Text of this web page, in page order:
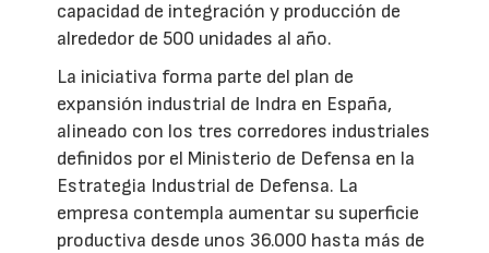
capacidad de integración y producción de
alrededor de 500 unidades al año.
La iniciativa forma parte del plan de
expansión industrial de Indra en España,
alineado con los tres corredores industriales
definidos por el Ministerio de Defensa en la
Estrategia Industrial de Defensa. La
empresa contempla aumentar su superficie
productiva desde unos 36.000 hasta más de